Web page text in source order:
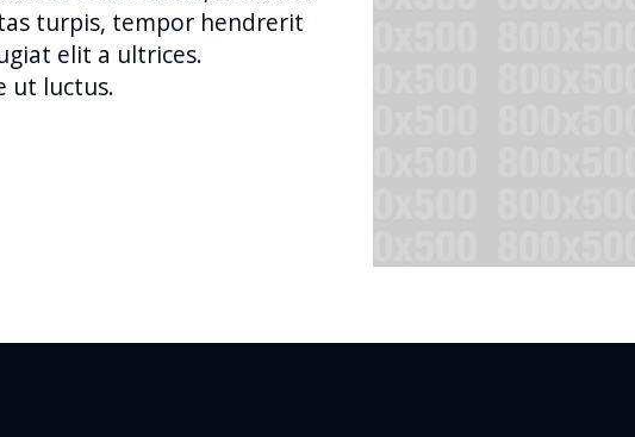
turpis, tempor hendrerit
elit a ultrices.
ut luctus.